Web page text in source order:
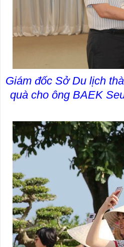
Giám đốc Sở Du lịch
quà cho ông BAEK